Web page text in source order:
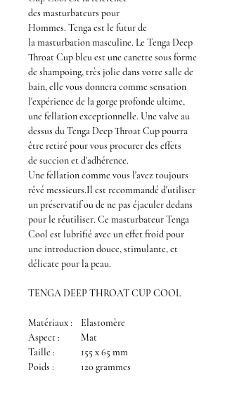
des masturbateurs pour
Hommes. Tengaest le futur de
lamasturbation masculine. Le TengaDeep
Throat Cup bleuest une canette sous forme
de shampoing, très jolie dans votre salle de
bain, elle vous donnera comme sensation
l'expérience de la gorge profonde ultime,
une fellationexceptionnelle. Une valve au
dessus duTenga Deep Throat Cuppourra
être retiré pour vous procurer des effets
de succionet d'adhérence.
Une fellationcomme vous l'avez toujours
rêvé messieurs.Il est recommandé d'utiliser
unpréservatifou de ne pas éjaculerdedans
pour le réutiliser. Ce masturbateur Tenga
Cool est lubrifié avec un effet froidpour
une introduction douce, stimulante, et
délicate pour la peau.
TENGA DEEP THROAT CUP COOL
Matériaux : Elastomère
Aspect :
Mat
Taille :
155 x 65 mm
Poids :
120 grammes